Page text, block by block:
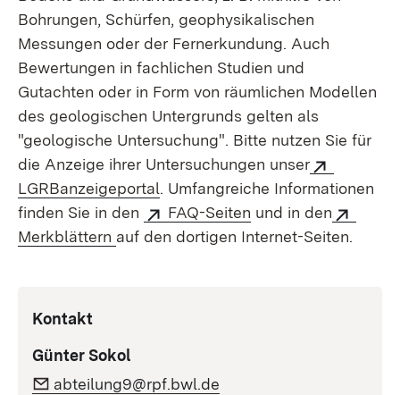
Kontakt
Günter Sokol
abteilung9@rpf.bwl.de
Bohrungen, Schürfen, geo­physikalischen
Messungen oder der Fernerkundung. Auch
Bewertungen in fachlichen Studien und
Gutachten oder in Form von räumlichen Modellen
des geologischen Untergrunds gelten als
"geologische Untersuchung". Bitte nutzen Sie für
die Anzeige ihrer Unter­suchungen unser
LGRBanzeigeportal. Umfangreiche Informationen
finden Sie in den
FAQ-Seiten und in den
Merkblättern auf den dortigen Internet-Seiten.